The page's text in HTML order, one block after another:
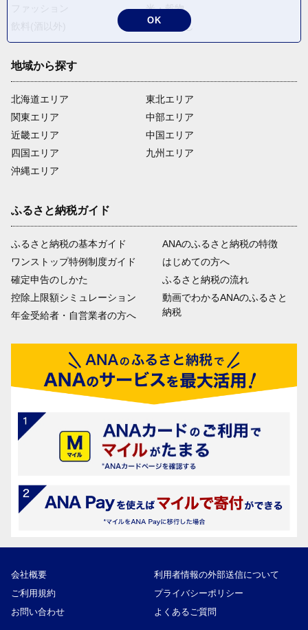
米・穀物
返礼品なし
地域から探す
北海道エリア
関東エリア
近畿エリア
四国エリア
沖縄エリア
東北エリア
中部エリア
中国エリア
九州エリア
ふるさと納税ガイド
ふるさと納税の基本ガイド
ワンストップ特例制度ガイド
確定申告のしかた
控除上限額シミュレーション
年金受給者・自営業者の方へ
ANAのふるさと納税の特徴
はじめての方へ
ふるさと納税の流れ
動画でわかるANAのふるさと
納税
会社概要
利用者情報の外部送信について
ご利用規約
プライバシーポリシー
お問い合わせ
よくあるご質問
OK